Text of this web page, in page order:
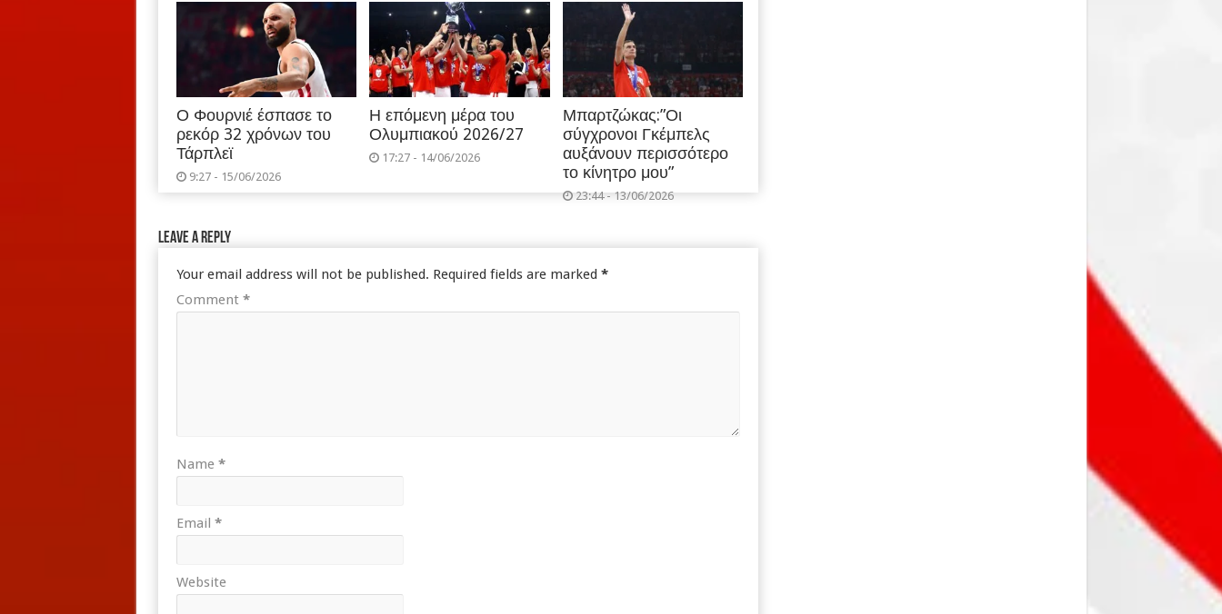
Ο Φουρνιέ έσπασε το
ρεκόρ 32 χρόνων του
Τάρπλεϊ
9:27 - 15/06/2026
Η επόμενη μέρα του
Ολυμπιακού 2026/27
17:27 - 14/06/2026
Μπαρτζώκας:”Οι
σύγχρονοι Γκέμπελς
αυξάνουν περισσότερο
το κίνητρο μου”
23:44 - 13/06/2026
Leave a Reply
Your email address will not be published. Required fields are marked *
Comment *
Name *
Email *
Website